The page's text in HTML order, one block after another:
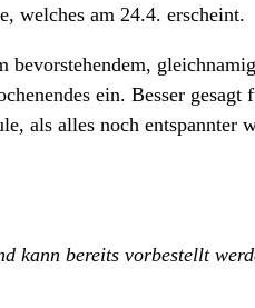
welches am 24.4. erscheint.
ein. Besser
als alles noch
kann bereits vorbestellt